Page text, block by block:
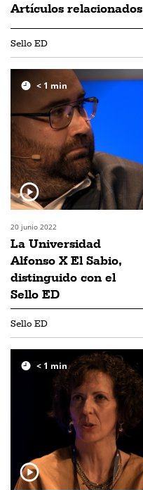
Artículos relacionados
Sello ED
< 1 min
20 junio 2022
La Universidad
Alfonso X El Sabio,
distinguido con el
Sello ED
Sello ED
< 1 min